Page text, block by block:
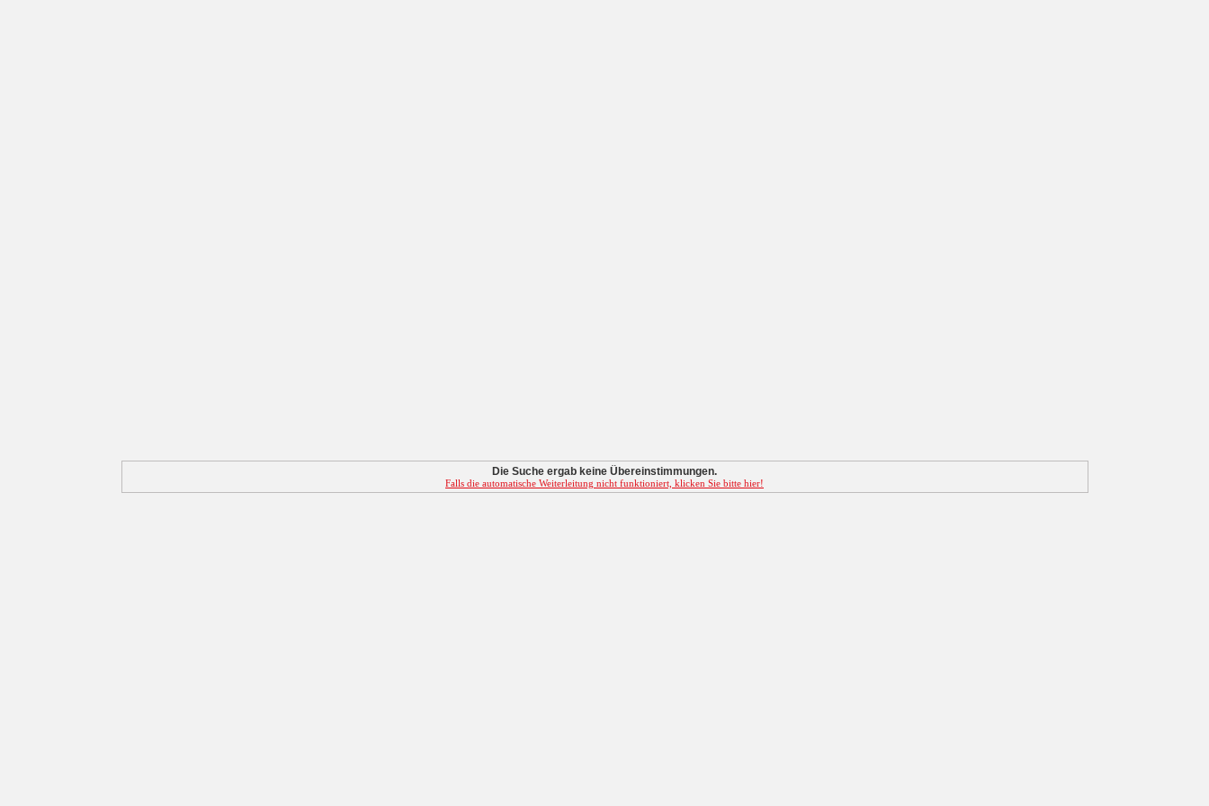
Die Suche ergab keine Übereinstimmungen.
Falls die automatische Weiterleitung nicht funktioniert, klicken Sie bitte hier!